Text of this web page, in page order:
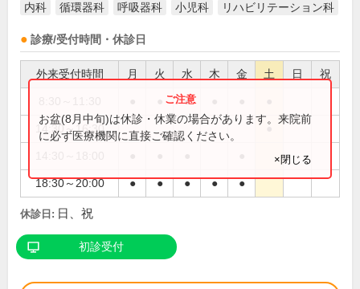
内科 循環器科 呼吸器科 小児科 リハビリテーション科
診療/受付時間・休診日
外来受付時間 月 火 水 木 金 土 日 祝
●
14:30～16:30 ●
18:30～20:00 ● ● ● ● ●
お盆(8月中旬)は休診・休業の場合があります。来院前
に必ず医療機関に直接ご確認ください。
×閉じる
休診日: 日、祝
初診受付